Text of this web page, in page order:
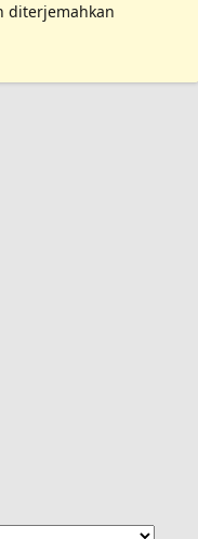
diterjemahkan